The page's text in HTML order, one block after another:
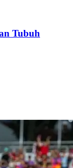
Tubuh